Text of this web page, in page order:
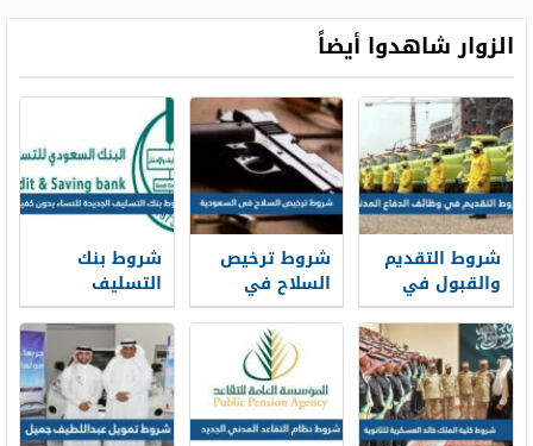
الزوار شاهدوا أيضاً
شروط التقديم
والقبول في
وظائف الدفاع
المدني 1448
شروط ترخيص
السلاح في
السعودية 1448
شروط بنك
التسليف
الجديدة 1448
للنساء بدون
كفيل